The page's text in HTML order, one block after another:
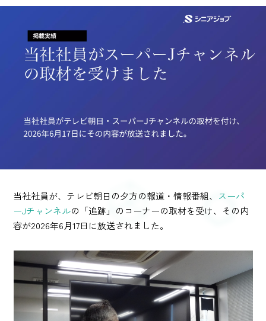
当社社員が、テレビ朝日の夕方の報道・情報番組、 スーパ
ーJチャンネルの「追跡」のコーナーの取材を受け、その内
容が2026年6月17日に放送されました。